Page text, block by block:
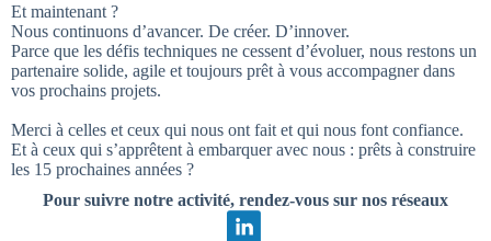
Et maintenant ?
Nous continuons d’avancer. De créer. D’innover.
Parce que les défis techniques ne cessent d’évoluer, nous restons un
partenaire solide, agile et toujours prêt à vous accompagner dans
vos prochains projets.
Merci à celles et ceux qui nous ont fait et qui nous font confiance.
Et à ceux qui s’apprêtent à embarquer avec nous : prêts à construire
les 15 prochaines années ?
Pour suivre notre activité, rendez-vous sur nos réseaux